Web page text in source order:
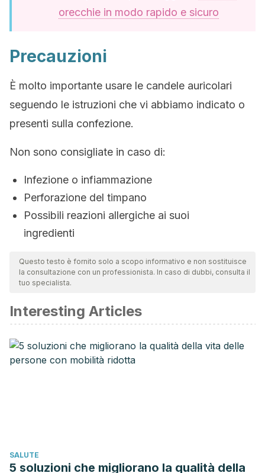
orecchie in modo rapido e sicuro
Precauzioni
È molto importante usare le candele auricolari
seguendo le istruzioni che vi abbiamo indicato o
presenti sulla confezione.
Non sono consigliate in caso di:
Infezione o infiammazione
Perforazione del timpano
Possibili reazioni allergiche ai suoi
ingredienti
Questo testo è fornito solo a scopo informativo e non sostituisce
la consultazione con un professionista. In caso di dubbi, consulta il
tuo specialista.
Interesting Articles
SALUTE
5 soluzioni che migliorano la qualità della